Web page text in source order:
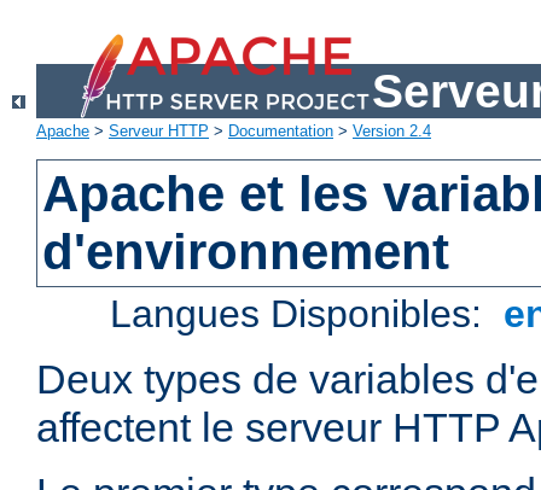
Apache > Serveur HTTP > Documentation > Version 2.4
Apache et les
d'environnement
Langues Disponibles:
Deux types de variables
affectent le serveur HTTP